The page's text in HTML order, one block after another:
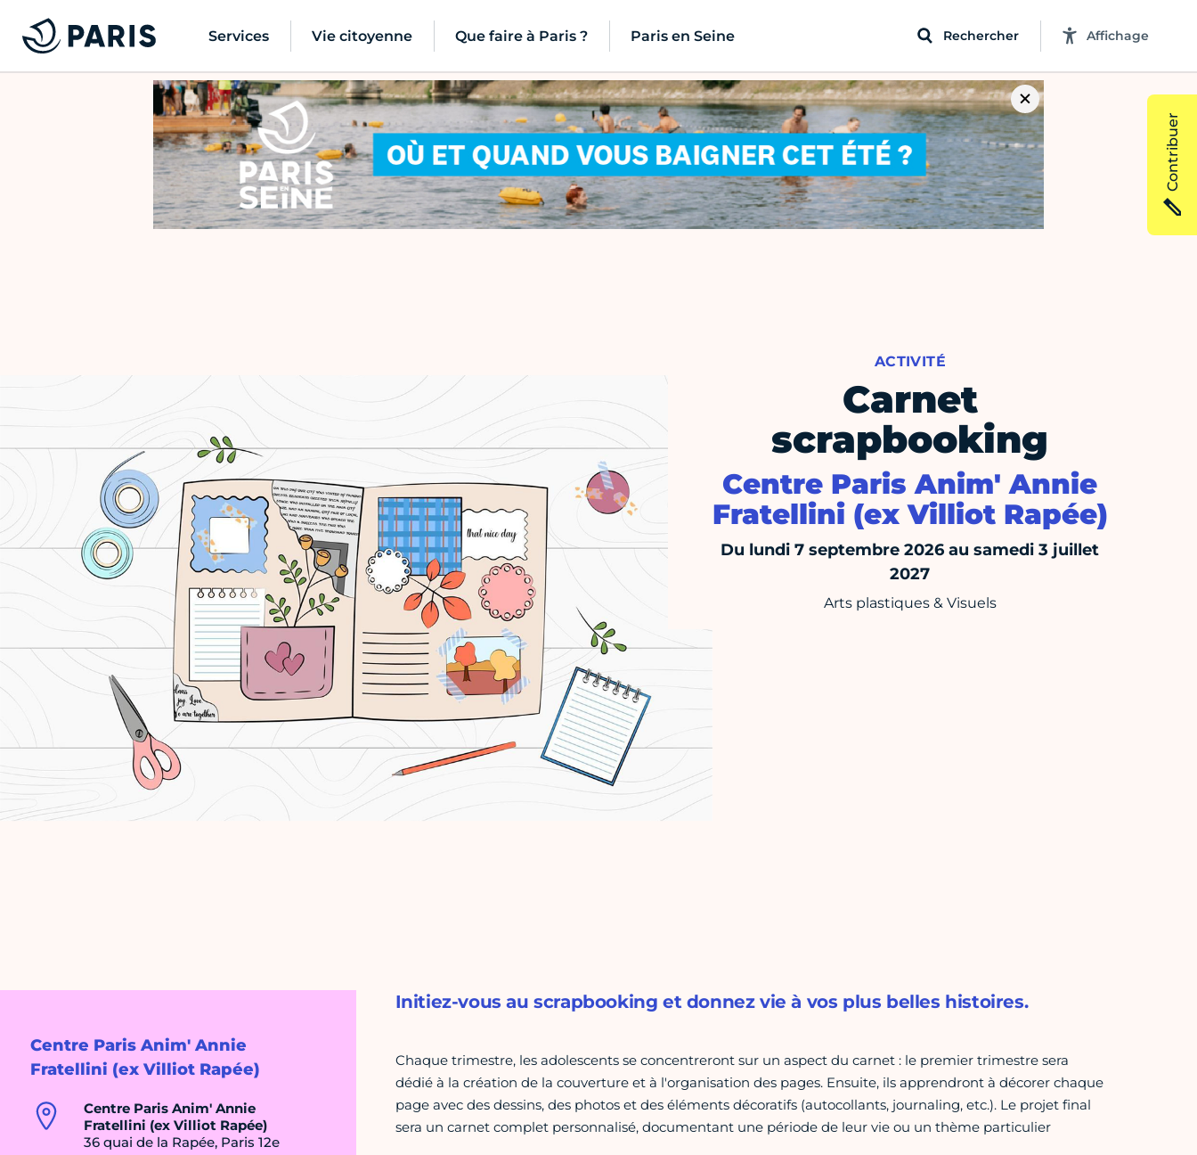
Services Vie citoyenne Que faire à Paris ? Paris en Seine Rechercher Affichage
ACTIVITÉ
Carnet
scrapbooking
Centre Paris Anim' Annie
Fratellini (ex Villiot Rapée)
Du lundi 7 septembre 2026 au samedi 3 juillet
2027
Arts plastiques & Visuels
Centre Paris Anim' Annie
Fratellini (ex Villiot Rapée)
Centre Paris Anim' Annie
Fratellini (ex Villiot Rapée)
36 quai de la Rapée, Paris 12e
Initiez-vous au scrapbooking et donnez vie à vos plus belles histoires.
Chaque trimestre, les adolescents se concentreront sur un aspect du carnet : le premier trimestre sera
dédié à la création de la couverture et à l'organisation des pages. Ensuite, ils apprendront à décorer chaque
page avec des dessins, des photos et des éléments décoratifs (autocollants, journaling, etc.). Le projet final
sera un carnet complet personnalisé, documentant une période de leur vie ou un thème particulier
Contribuer